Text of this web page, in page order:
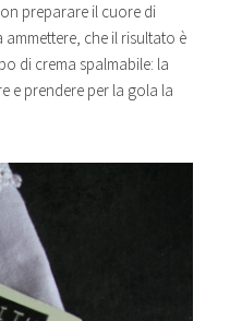
preparare il cuore di
ammettere, che il risultato è
di crema spalmabile: la
e prendere per la gola la